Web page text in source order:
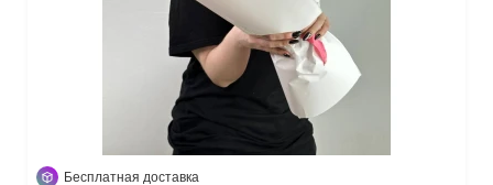
Бесплатная доставка